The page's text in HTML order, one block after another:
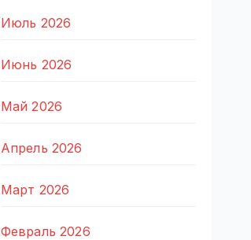
Июль 2026
Июнь 2026
Май 2026
Апрель 2026
Март 2026
Февраль 2026